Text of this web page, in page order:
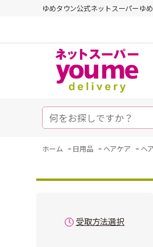
ゆめタウン公式ネットスーパーゆ
ホーム - 日用品 - ヘアケア - ヘ
受取方法選択